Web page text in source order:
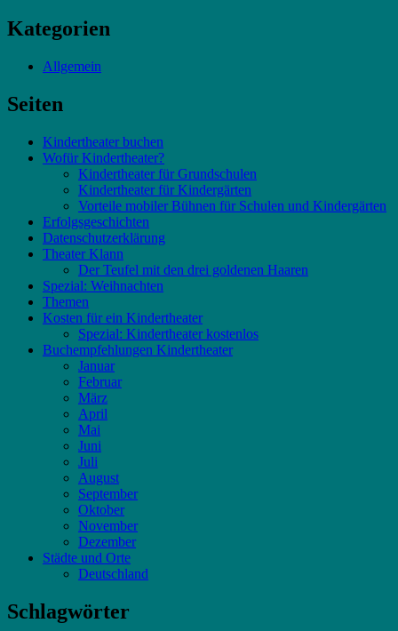
Kategorien
Allgemein
Seiten
Kindertheater buchen
Wofür Kindertheater?
Kindertheater für Grundschulen
Kindertheater für Kindergärten
Vorteile mobiler Bühnen für Schulen und Kindergärten
Erfolgsgeschichten
Datenschutzerklärung
Theater Klann
Der Teufel mit den drei goldenen Haaren
Spezial: Weihnachten
Themen
Kosten für ein Kindertheater
Spezial: Kindertheater kostenlos
Buchempfehlungen Kindertheater
Januar
Februar
März
April
Mai
Juni
Juli
August
September
Oktober
November
Dezember
Städte und Orte
Deutschland
Schlagwörter